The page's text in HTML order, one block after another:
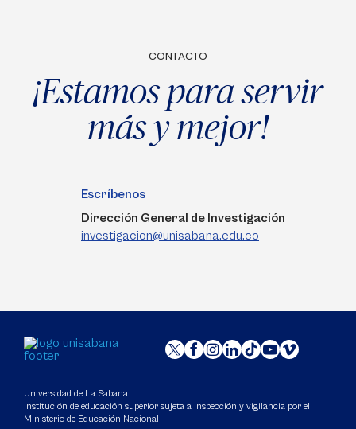
CONTACTO
¡Estamos para servir
más y mejor!
Escríbenos
Dirección General de Investigación
investigacion@unisabana.edu.co
Universidad de La Sabana
Institución de educación superior sujeta a inspección y vigilancia por el
Ministerio de Educación Nacional